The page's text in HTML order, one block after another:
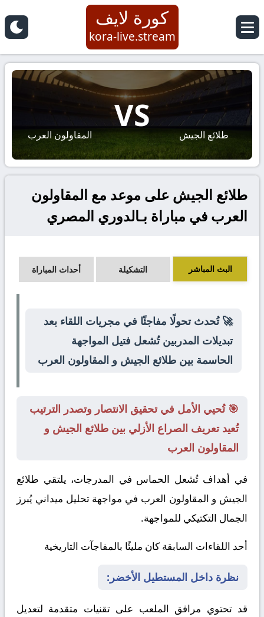
كورة لايف
kora-live.stream
طلائع الجيش
VS
المقاولون العرب
طلائع الجيش على موعد مع المقاولون
العرب في مباراة بـالدوري المصري
البث المباشر التشكيلة أحداث المباراة
🚀 تُحدث تحولًا مفاجئًا في مجريات اللقاء بعد
تبديلات المدربين تُشعل فتيل المواجهة
الحاسمة بين طلائع الجيش و المقاولون العرب
🎯 تُحيي الأمل في تحقيق الانتصار وتصدر الترتيب
تُعيد تعريف الصراع الأزلي بين طلائع الجيش و
المقاولون العرب
في أهداف تُشعل الحماس في المدرجات، يلتقي طلائع
الجيش و المقاولون العرب في مواجهة تحليل ميداني يُبرز
الجمال التكتيكي للمواجهة.
أحد اللقاءات السابقة كان مليئًا بالمفاجآت التاريخية
نظرة داخل المستطيل الأخضر:
قد تحتوي مرافق الملعب على تقنيات متقدمة لتعديل